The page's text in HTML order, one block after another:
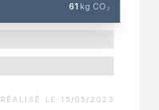
61 kg CO₂
RÉALISÉ LE 15/05/2023